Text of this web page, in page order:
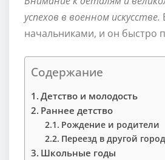
успехов в военном искусстве.
начальниками, и он быстро
Содержание
Детство и молодость
Раннее детство
Рождение и родители
Переезд в другой город
Школьные годы